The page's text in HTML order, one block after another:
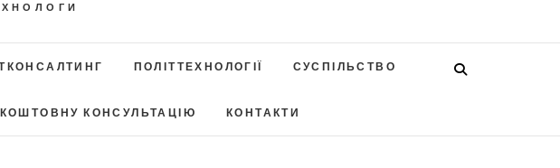
ПОЛІТТЕХНОЛОГІЇ СУСПІЛЬСТВО
КОНСУЛЬТАЦІЮ КОНТАКТИ